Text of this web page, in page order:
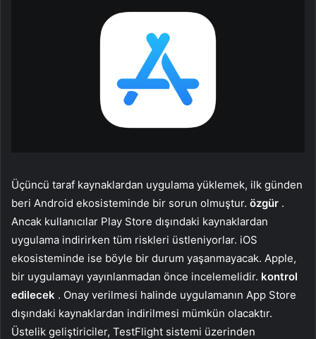
Üçüncü taraf kaynaklardan uygulama yüklemek, ilk günden
beri Android ekosisteminde bir sorun olmuştur. özgür .
Ancak kullanıcılar Play Store dışındaki kaynaklardan
uygulama indirirken tüm riskleri üstleniyorlar. iOS
ekosisteminde ise böyle bir durum yaşanmayacak. Apple,
bir uygulamayı yayınlanmadan önce incelemelidir. kontrol
edilecek . Onay verilmesi halinde uygulamanın App Store
dışındaki kaynaklardan indirilmesi mümkün olacaktır.
Üstelik geliştiriciler, TestFlight sistemi üzerinden